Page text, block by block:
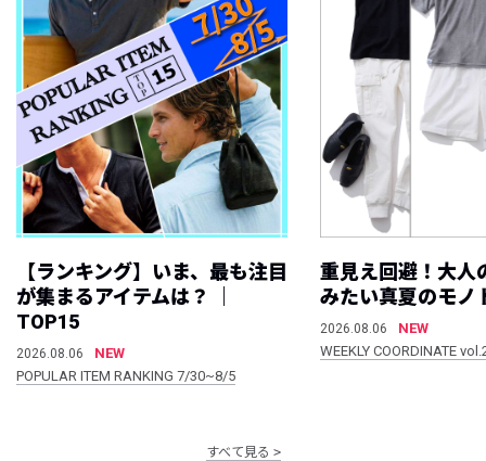
【ランキング】いま、最も注目
が集まるアイテムは？ ｜
TOP15
2026.08.06
NEW
POPULAR ITEM RANKING 7/30~8/5
重見え回避！大人
みたい真夏のモノ
2026.08.06
NEW
WEEKLY COORDINATE
すべて見る